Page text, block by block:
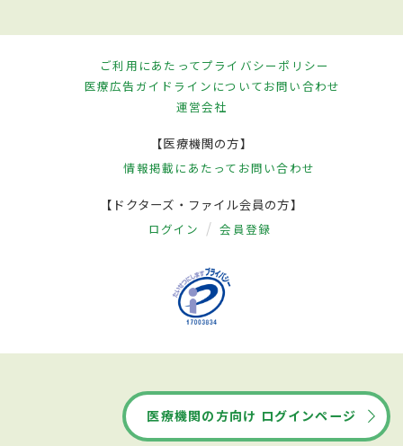
ご利用にあたってプライバシーポリシー
医療広告ガイドラインについてお問い合わせ
運営会社
【医療機関の方】
情報掲載にあたって お問い合わせ
【ドクターズ・ファイル会員の方】
ログイン 会員登録
医療機関の方向け ログインページ